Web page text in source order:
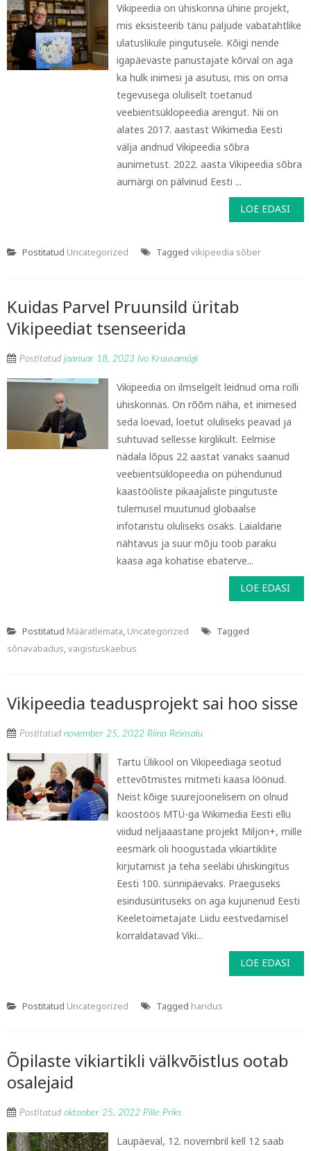
Vikipeedia on ühiskonna ühine projekt,
mis eksisteerib tänu paljude vabatahtlike
ulatuslikule pingutusele. Kõigi nende
igapäevaste panustajate kõrval on aga
ka hulk inimesi ja asutusi, mis on oma
tegevusega oluliselt toetanud
veebientsüklopeedia arengut. Nii on
alates 2017. aastast Wikimedia Eesti
välja andnud Vikipeedia sõbra
aunimetust. 2022. aasta Vikipeedia sõbra
aumärgi on pälvinud Eesti ...
LOE EDASI
Postitatud Uncategorized Tagged vikipeedia sõber
Kuidas Parvel Pruunsild üritab
Vikipeediat tsenseerida
Postitatud jaanuar 18, 2023 Ivo Kruusamägi
Vikipeedia on ilmselgelt leidnud oma rolli
ühiskonnas. On rõõm näha, et inimesed
seda loevad, loetut oluliseks peavad ja
suhtuvad sellesse kirglikult. Eelmise
nädala lõpus 22 aastat vanaks saanud
veebientsüklopeedia on pühendunud
kaastööliste pikaajaliste pingutuste
tulemusel muutunud globaalse
infotaristu oluliseks osaks. Laialdane
nähtavus ja suur mõju toob paraku
kaasa aga kohatise ebaterve...
LOE EDASI
Postitatud Määratlemata, Uncategorized
Tagged
sõnavabadus,vaigistuskaebus
Vikipeedia teadusprojekt sai hoo sisse
Postitatud november 25, 2022 Riina Reinsalu
Tartu Ülikool on Vikipeediaga seotud
ettevõtmistes mitmeti kaasa löönud.
Neist kõige suurejoonelisem on olnud
koostöös MTÜ-ga Wikimedia Eesti ellu
viidud neljaaastane projekt Miljon+, mille
eesmärk oli hoogustada vikiartiklite
kirjutamist ja teha seeläbi ühiskingitus
Eesti 100. sünnipäevaks. Praeguseks
esindusürituseks on aga kujunenud Eesti
Keeletoimetajate Liidu eestvedamisel
korraldatavad Viki...
LOE EDASI
Postitatud Uncategorized Tagged haridus
Õpilaste vikiartikli välkvõistlus ootab
osalejaid
Postitatud oktoober 25, 2022 Pille Priks
Laupäeval, 12. novembril kell 12 saab